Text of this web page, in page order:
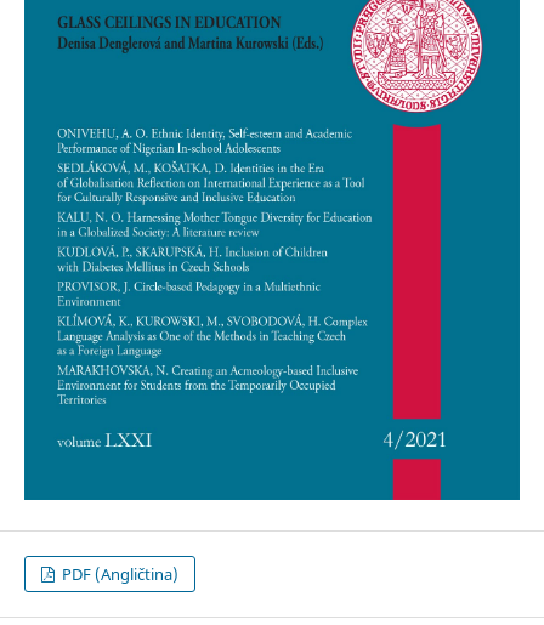
PDF (Angličtina)